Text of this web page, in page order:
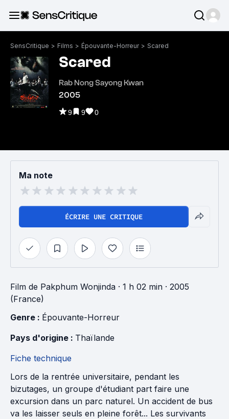
SensCritique > Films > Épouvante-Horreur > Scared
Scared
Rab Nong Sayong Kwan
2005
9 9 0
Ma note
ÉCRIRE UNE CRITIQUE
Film de Pakphum Wonjinda · 1 h 02 min · 2005
(France)
Genre : Épouvante-Horreur
Pays d'origine : Thaïlande
Fiche technique
Lors de la rentrée universitaire, pendant les
bizutages, un groupe d'étudiant part faire une
excursion dans un parc naturel. Un accident de bus
va les laisser seuls en pleine forêt... Les survivants